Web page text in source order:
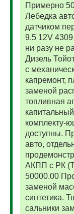
Примерно
Лебедка
датчиком
9.5 12V 4309
ни разу не
Дизель
с
капремонт,
заменой
топливная
комплекту-
доступны.
авто,
АКПП с РК
50000.00
заменой
синтетика.
сальники